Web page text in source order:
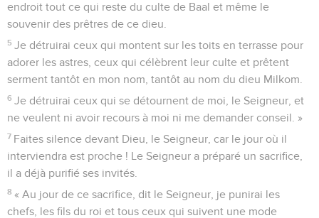
endroit tout ce qui reste du culte de Baal et même le
souvenir des prêtres de ce dieu.
5 Je détruirai ceux qui montent sur les toits en terrasse pour
adorer les astres, ceux qui célèbrent leur culte et prêtent
serment tantôt en mon nom, tantôt au nom du dieu Milkom.
6 Je détruirai ceux qui se détournent de moi, le Seigneur, et
ne veulent ni avoir recours à moi ni me demander conseil. »
7 Faites silence devant Dieu, le Seigneur, car le jour où il
interviendra est proche ! Le Seigneur a préparé un sacrifice,
il a déjà purifié ses invités.
8 « Au jour de ce sacrifice, dit le Seigneur, je punirai les
chefs, les fils du roi et tous ceux qui suivent une mode